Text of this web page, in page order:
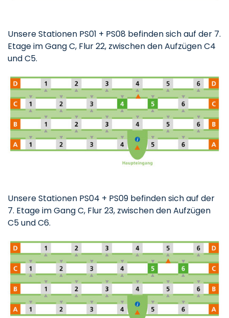
Unsere Stationen PS01 + PS08 befinden sich auf der 7.
Etage im Gang C, Flur 22, zwischen den Aufzügen C4
und C5.
Unsere Stationen PS04 + PS09 befinden sich auf der
7. Etage im Gang C, Flur 23, zwischen den Aufzügen
C5 und C6.